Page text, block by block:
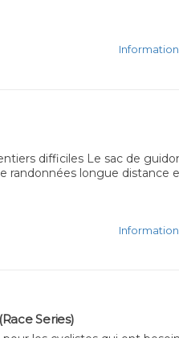
difficiles Le sac de
randonnées longue distance
Series)